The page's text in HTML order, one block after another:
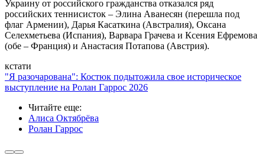
Украину от российского гражданства отказался ряд
российских теннисисток – Элина Аванесян (перешла под
флаг Армении), Дарья Касаткина (Австралия), Оксана
Селехметьева (Испания), Варвара Грачева и Ксения Ефремова
(обе – Франция) и Анастасия Потапова (Австрия).
кстати
"Я разочарована": Костюк подытожила свое историческое
выступление на Ролан Гаррос 2026
Читайте еще:
Алиса Октябрёва
Ролан Гаррос